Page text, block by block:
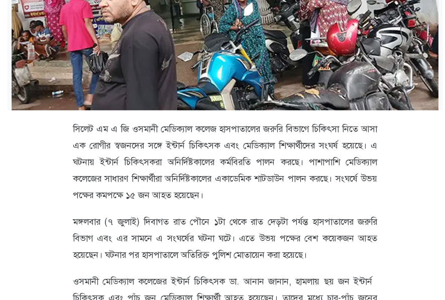
ক্যাম্পাস
আজকের
পত্রিকা
ক্যারিয়ার
তথ্যপ্রযুক্তি
সিলেট এম এ জি ওসমানী মেডিক্যাল কলেজ হাসপাতালের জরুরি বিভাগে চিকিৎসা নিতে আসা
এক রোগীর স্বজনদের সঙ্গে ইন্টার্ন চিকিৎসক এবং মেডিক্যাল শিক্ষার্থীদের সংঘর্ষ হয়েছে। এ
ঘটনায় ইন্টার্ন চিকিৎসকরা অনির্দিষ্টকালের কর্মবিরতি পালন করছে। পাশাপাশি মেডিক্যাল
কলেজের সাধারণ শিক্ষার্থীরা অনির্দিষ্টকালের একাডেমিক শাটডাউন পালন করছে। সংঘর্ষে উভয়
পক্ষের কমপক্ষে ১৫ জন আহত হয়েছেন।
মঙ্গলবার (৭ জুলাই) দিবাগত রাত পৌনে ১টা থেকে রাত দেড়টা পর্যন্ত হাসপাতালের জরুরি
বিভাগ এবং এর সামনে এ সংঘর্ষের ঘটনা ঘটে। এতে উভয় পক্ষের বেশ কয়েকজন আহত
হয়েছেন। ঘটনার পর হাসপাতালে অতিরিক্ত পুলিশ মোতায়েন করা হয়েছে।
ওসমানী মেডিক্যাল কলেজের ইন্টার্ন চিকিৎসক ডা. আনান জানান, হামলায় ছয় জন ইন্টার্ন